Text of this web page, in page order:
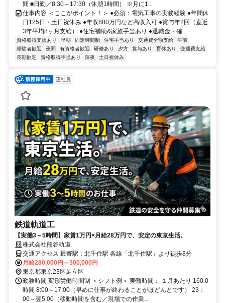
間 ■日勤／8:30～17:30（休憩1時間） ※月に1...
仕事内容 ＜ここがポイント！＞ ●必須：電気工事の実務経験 ●年間休
日125日・土日祝休み ●年収880万円など高収入可 ●賞与年2回（直近
3年平均8ヶ月支給） ●住宅補助&家族手当あり ●退職金・確...
資格取得支援あり 早朝 固定時間制 住宅手当あり 交通費全額支給
午前
経験者歓迎
夜間 有資格者歓迎 研修あり 夕方 賞与あり 育休あり
交通費支給
長期歓迎
資格取得手当あり 深夜 土日祝休み
正社員
鉄道軌道工
【実働3～5時間】家賃1万円×月給28万円で、安定の東京生活。
株式会社熊谷軌道
交通アクセス 最寄駅：北千住駅 各線「北千住駅」より徒歩8分
月給280,000円～300,000円
東京都東京23区足立区
勤務時間 変形労働時間制 ＜シフト例＞ 実働時間： １月あたり 160.0
時間 8:00～17:00（早めに仕事が終わることがほどんとです） 23：
00～翌5:00（移動時間を含む／現場での作業...